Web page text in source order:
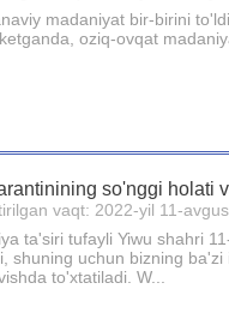
madaniyat bir-birini
oziq-ovqat
so'nggi holati
vaqt: 2022-yil 11-
ta'siri tufayli Yiwu shahri
uchun bizning
to'xtatiladi. W...